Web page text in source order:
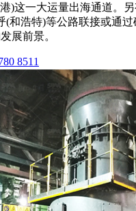
)这一大运量出海通道。
(和浩特)等公路联接或通
展前景。
8511